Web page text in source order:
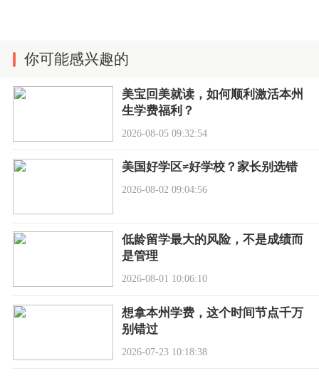
你可能感兴趣的
美宝回美就读，如何顺利激活本州
生学费福利？
2026-08-05 09:32:54
美国好学区≠好学校？家长别选错
2026-08-02 09:04:56
低龄留学最大的风险，不是成绩而
是管理
2026-08-01 10:06:10
想拿本州学费，这个时间节点千万
别错过
2026-07-23 10:18:38